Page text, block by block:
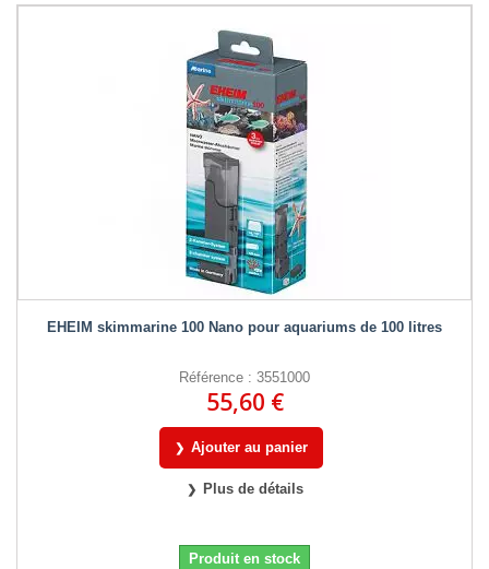
EHEIM skimmarine 100 Nano pour aquariums de 100 litres
Référence : 3551000
55,60 €
Ajouter au panier
Plus de détails
Produit en stock